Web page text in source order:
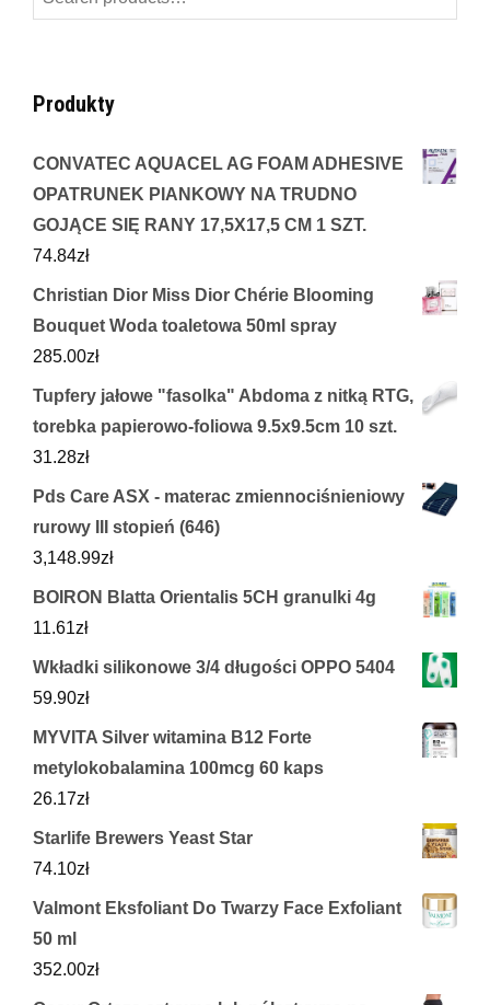
for:
Produkty
CONVATEC AQUACEL AG FOAM ADHESIVE
OPATRUNEK PIANKOWY NA TRUDNO
GOJĄCE SIĘ RANY 17,5X17,5 CM 1 SZT.
74.84zł
Christian Dior Miss Dior Chérie Blooming
Bouquet Woda toaletowa 50ml spray
285.00zł
Tupfery jałowe "fasolka" Abdoma z nitką RTG,
torebka papierowo-foliowa 9.5x9.5cm 10 szt.
31.28zł
Pds Care ASX - materac zmiennociśnieniowy
rurowy III stopień (646)
3,148.99zł
BOIRON Blatta Orientalis 5CH granulki 4g
11.61zł
Wkładki silikonowe 3/4 długości OPPO 5404
59.90zł
MYVITA Silver witamina B12 Forte
metylokobalamina 100mcg 60 kaps
26.17zł
Starlife Brewers Yeast Star
74.10zł
Valmont Eksfoliant Do Twarzy Face Exfoliant
50 ml
352.00zł